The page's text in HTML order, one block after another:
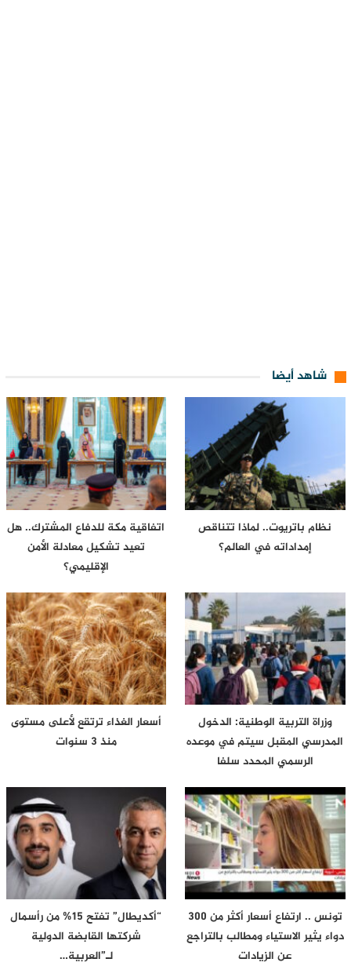
شاهد أيضا
نظام باتريوت.. لماذا تتناقص
إمداداته في العالم؟
اتفاقية مكة للدفاع المشترك.. هل
تعيد تشكيل معادلة الأمن
الإقليمي؟
وزراة التربية الوطنية: الدخول
المدرسي المقبل سیتم في موعده
الرسمي المحدد سلفا
أسعار الغذاء ترتقع لأعلى مستوى
منذ 3 سنوات
تونس .. ارتفاع أسعار أكثر من 300
دواء يثير الاستياء ومطالب بالتراجع
عن الزيادات
“أكديطال” تفتح 15% من رأسمال
شركتها القابضة الدولية
لـ”العربية…